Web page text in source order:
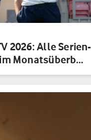
2026: Alle Serien-
Monatsüberb…